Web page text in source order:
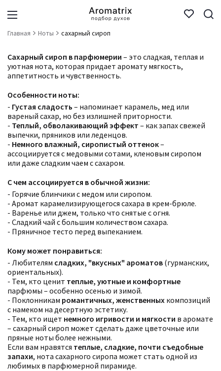
Главная Ноты сахарный сироп
Сахарный сироп в парфюмерии – это сладкая, теплая и
уютная нота, которая придает аромату мягкость,
аппетитность и чувственность.
Особенности ноты:
- Густая сладость – напоминает карамель, мед или
вареный сахар, но без излишней приторности.
- Теплый, обволакивающий эффект – как запах свежей
выпечки, пряников или леденцов.
- Немного влажный, сиропистый оттенок–
ассоциируется с медовыми сотами, кленовым сиропом
или даже сладким чаем с сахаром.
С чем ассоциируется в обычной жизни:
- Горячие блинчики с медом или сиропом.
- Аромат карамелизирующегося сахара в крем-брюле.
- Варенье или джем, только что снятые с огня.
- Сладкий чай с большим количеством сахара.
- Пряничное тесто перед выпеканием.
Кому может понравиться:
- Любителям сладких, "вкусных" ароматов (гурманских,
ориентальных).
- Тем, кто ценит теплые, уютные и комфортные
парфюмы – особенно осенью и зимой.
- Поклонникам романтичных, женственных композиций
с намеком на десертную эстетику.
- Тем, кто ищет немного игривости и мягкости в аромате
– сахарный сироп может сделать даже цветочные или
пряные ноты более нежными.
Если вам нравятся теплые, сладкие, почти съедобные
запахи, нота сахарного сиропа может стать одной из
любимых в парфюмерной пирамиде.
Фильтры Сбросить все
Для кого